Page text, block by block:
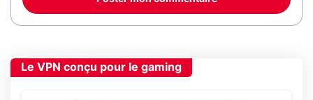
Le VPN conçu pour le gaming